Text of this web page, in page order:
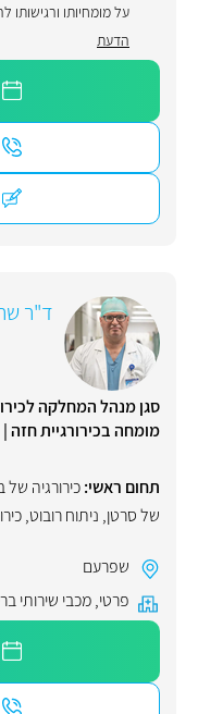
על מומחיותו
הדעת
ד"ר
סגן מנהל המחלקה
מומחה בכירורגיית חזה |
תחום ראשי:כירורגיה
של סרטן, ניתוח רובוט,
שפרעם
פרטי,מכבי שירותי